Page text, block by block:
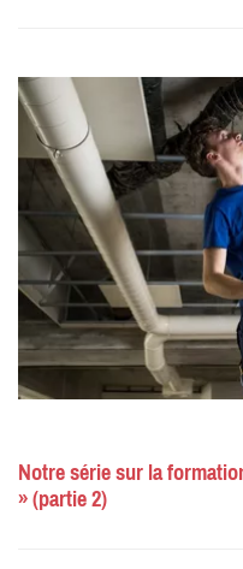
Notre série sur la
» (partie 2)